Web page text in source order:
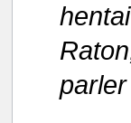
parler